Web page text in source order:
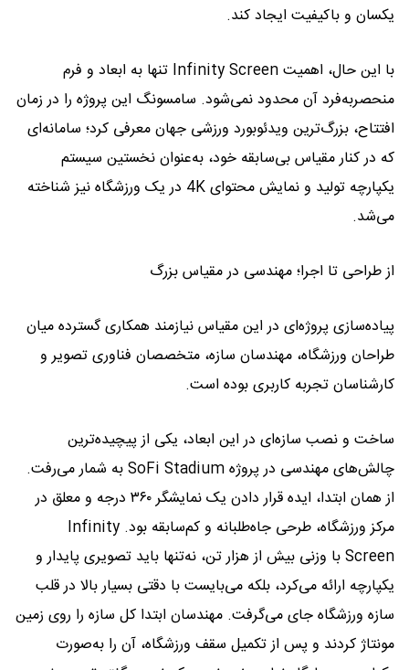
یکسان و باکیفیت ایجاد کند.
با این حال، اهمیت Infinity Screen تنها به ابعاد و فرم
منحصربه‌فرد آن محدود نمی‌شود. سامسونگ این پروژه را در زمان
افتتاح، بزرگ‌ترین ویدئوبورد ورزشی جهان معرفی کرد؛ سامانه‌ای
که در کنار مقیاس بی‌سابقه خود، به‌عنوان نخستین سیستم
یکپارچه تولید و نمایش محتوای 4K در یک ورزشگاه نیز شناخته
می‌شد.
از طراحی تا اجرا؛ مهندسی در مقیاس بزرگ
پیاده‌سازی پروژه‌ای در این مقیاس نیازمند همکاری گسترده میان
طراحان ورزشگاه، مهندسان سازه، متخصصان فناوری تصویر و
کارشناسان تجربه کاربری بوده است.
ساخت و نصب سازه‌ای در این ابعاد، یکی از پیچیده‌ترین
چالش‌های مهندسی در پروژه SoFi Stadium به شمار می‌رفت.
از همان ابتدا، ایده قرار دادن یک نمایشگر ۳۶۰ درجه و معلق در
مرکز ورزشگاه، طرحی جاه‌طلبانه و کم‌سابقه بود. Infinity
Screen با وزنی بیش از هزار تن، نه‌‌تنها باید تصویری پایدار و
یکپارچه ارائه می‌کرد، بلکه می‌بایست با دقتی بسیار بالا در قلب
سازه ورزشگاه جای می‌گرفت. مهندسان ابتدا کل سازه را روی زمین
مونتاژ کردند و پس از تکمیل سقف ورزشگاه، آن را به‌صورت